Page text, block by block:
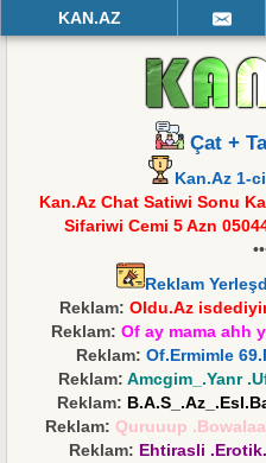
KAN.AZ
Çat +
Kan.Az 1-
Kan.Az Chat Satiwi Sonu
Sifariwi Cemi 5 Azn
Reklam
Reklam: Oldu.Az
Reklam: Of ay mama ahh
Reklam: Of.Ermimle
Reklam: Amcgim_.Yanr
Reklam:
Reklam: Quruuup
Reklam: Ehtirasli